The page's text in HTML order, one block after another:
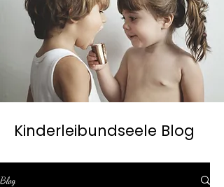
Kinderleibundseele Blog
Blog